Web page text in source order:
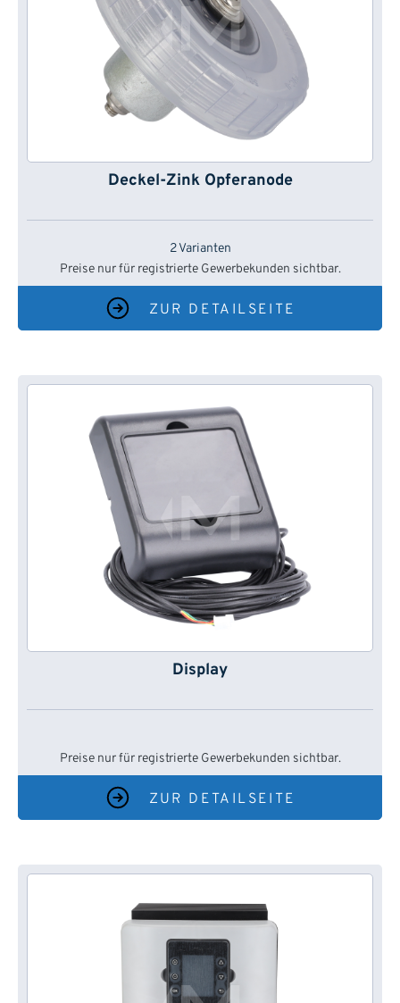
Deckel-Zink Opferanode
2 Varianten
Preise nur für registrierte Gewerbekunden sichtbar.
ZUR DETAILSEITE
Display
Preise nur für registrierte Gewerbekunden sichtbar.
ZUR DETAILSEITE